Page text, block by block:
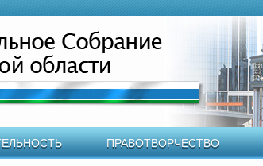
ПРАВОТВОРЧЕСТВО